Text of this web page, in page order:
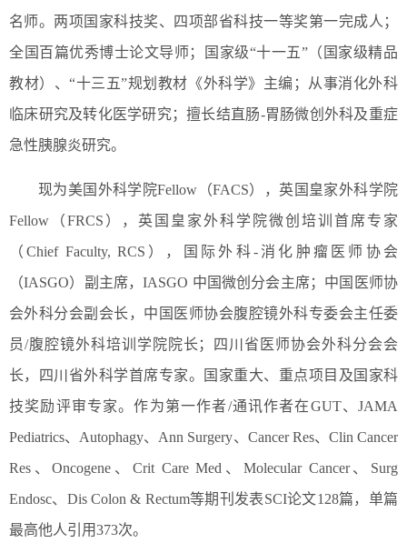
名师。两项国家科技奖、四项部省科技一等奖第一完成人；
全国百篇优秀博士论文导师；国家级“十一五”（国家级精品
教材）、“十三五”规划教材《外科学》主编；从事消化外科
临床研究及转化医学研究；擅长结直肠-胃肠微创外科及重症
急性胰腺炎研究。
现为美国外科学院Fellow（FACS），英国皇家外科学院
Fellow（FRCS），英国皇家外科学院微创培训首席专家
（Chief Faculty, RCS），国际外科-消化肿瘤医师协会
（IASGO）副主席，IASGO 中国微创分会主席；中国医师协
会外科分会副会长，中国医师协会腹腔镜外科专委会主任委
员/腹腔镜外科培训学院院长；四川省医师协会外科分会会
长，四川省外科学首席专家。国家重大、重点项目及国家科
技奖励评审专家。作为第一作者/通讯作者在GUT、JAMA
Pediatrics、Autophagy、Ann Surgery、Cancer Res、Clin Cancer
Res、Oncogene、Crit Care Med、Molecular Cancer、Surg
Endosc、Dis Colon & Rectum等期刊发表SCI论文128篇，单篇
最高他人引用373次。